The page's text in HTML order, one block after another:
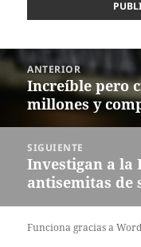
Navegación
entradas
ANTERIOR
Entrada
anterior:
Increíble pero
millones y
SIGUIENTE
Entrada
siguiente:
Investigan a la
antisemitas de
Funciona gracias a